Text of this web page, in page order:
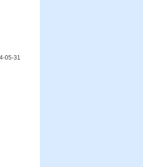
05-31